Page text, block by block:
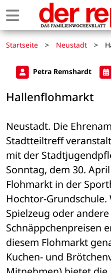
Startseite > Neustadt >
Petra Remshardt
Hallenflohmarkt
Neustadt. Die
Stadtteiltreff
mit der
Sonntag, dem 30.
Flohmarkt in der
Hochtor-Grundschule.
Spielzeug oder
Schnäppchenpreisen
diesem Flohmarkt
Kuchen- und